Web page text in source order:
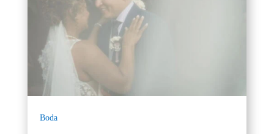
Boda